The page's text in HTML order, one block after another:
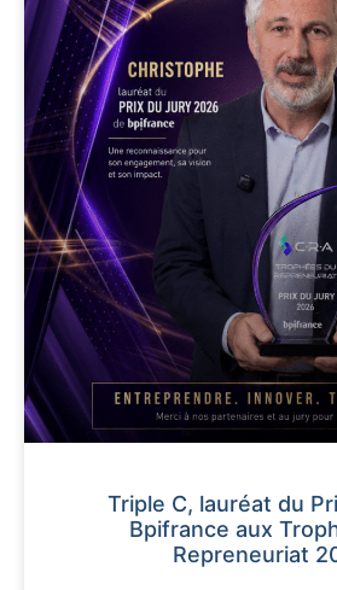
Triple C, lauréat du
Bpifrance aux
Repreneuriat